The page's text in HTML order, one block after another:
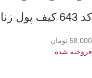
کد 643 کیف پول زنانه طرح لویی ویتون
58,000 تومان
فروخته شده